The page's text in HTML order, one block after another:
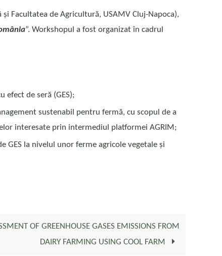
Facultatea de Agricultură, USAMV Cluj-Napoca),
”. Workshopul a fost organizat în cadrul
de seră (GES);
sustenabil pentru fermă, cu scopul de a
interesate prin intermediul platformei AGRIM;
la nivelul unor ferme agricole vegetale și
OF GREENHOUSE GASES EMISSIONS FROM
DAIRY FARMING USING COOL FARM